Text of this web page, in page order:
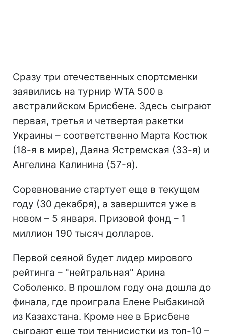
Сразу три отечественных спортсменки
заявились на турнир WTA 500 в
австралийском Брисбене. Здесь сыграют
первая, третья и четвертая ракетки
Украины – соответственно Марта Костюк
(18-я в мире), Даяна Ястремская (33-я) и
Ангелина Калинина (57-я).
Соревнование стартует еще в текущем
году (30 декабря), а завершится уже в
новом – 5 января. Призовой фонд – 1
миллион 190 тысяч долларов.
Первой сеяной будет лидер мирового
рейтинга – "нейтральная" Арина
Соболенко. В прошлом году она дошла до
финала, где проиграла Елене Рыбакиной
из Казахстана. Кроме нее в Брисбене
сыграют еще три теннисистки из топ-10 –